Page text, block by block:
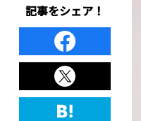
記事をシェア！